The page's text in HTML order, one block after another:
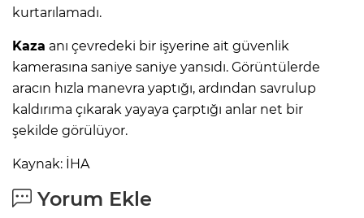
kurtarılamadı.
Kaza anı çevredeki bir işyerine ait güvenlik
kamerasına saniye saniye yansıdı. Görüntülerde
aracın hızla manevra yaptığı, ardından savrulup
kaldırıma çıkarak yayaya çarptığı anlar net bir
şekilde görülüyor.
Kaynak: İHA
Yorum Ekle